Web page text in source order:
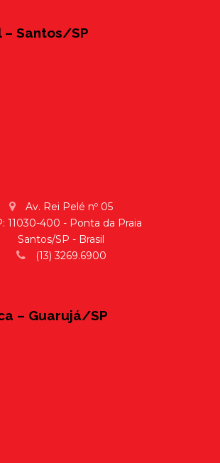
– Santos/SP
Av. Rei Pelé nº 05
11030-400 - Ponta da Praia
Santos/SP - Brasil
(13) 3269.6900
– Guarujá/SP